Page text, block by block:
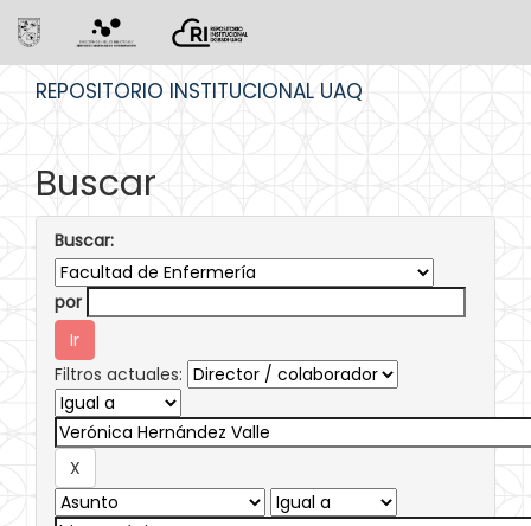
REPOSITORIO INSTITUCIONAL UAQ
Buscar
Buscar:
por
Filtros actuales: